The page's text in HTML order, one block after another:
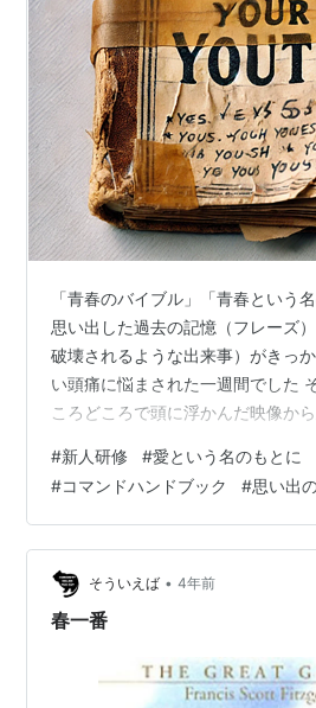
「青春のバイブル」「青春という
思い出した過去の記憶（フレーズ
破壊されるような出来事）がきっ
い頭痛に悩まされた一週間でした
ころどころで頭に浮かんだ映像か
を命じられる ある年の６月末、集
署に配属された新人向けの部署の
い くろねこくん、新人教育のTSS
い！」と課長より指示がありまし
講義で使用する資料としてハンド
です それが「青春のバイブル」な
#新人研修 #愛という名のもとに
#コマンドハンドブック #思い出
そういえば • 4年前
春一番